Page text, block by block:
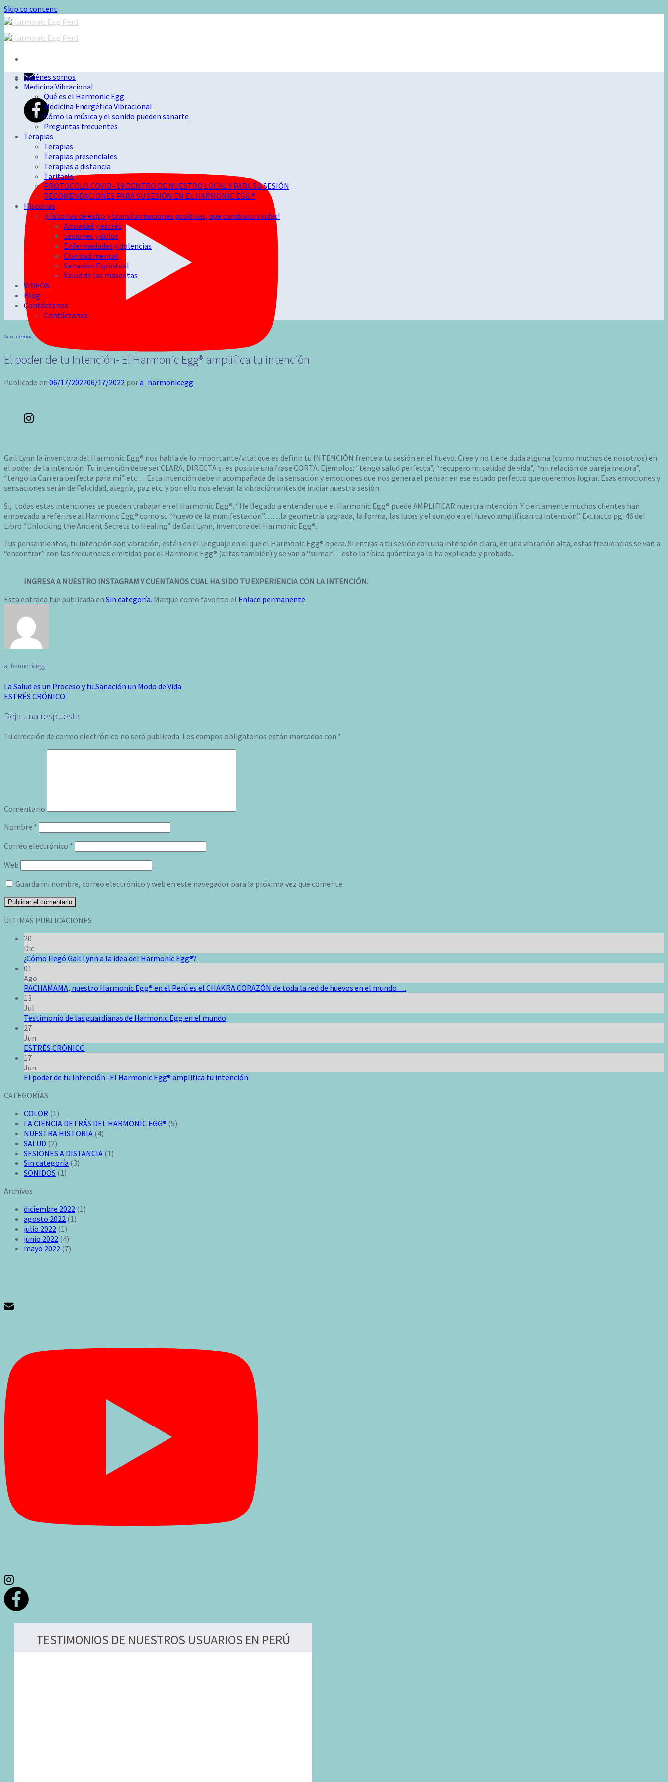
Skip to content
Quiénes somos
Medicina Vibracional
Qué es el Harmonic Egg
Medicina Energética Vibracional
Cómo la música y el sonido pueden sanarte
Preguntas frecuentes
Terapias
Terapias
Terapias presenciales
Terapias a distancia
Tarifario
PROTOCOLO COVID- 19 DENTRO DE NUESTRO LOCAL Y PARA SU SESIÓN
RECOMENDACIONES PARA SU SESIÓN EN EL HARMONIC EGG ®
Historias
¡Historias de éxito y transformaciones positivas, que cambiaron vidas!
Ansiedad y estrés
Lesiones y dolor
Enfermedades y dolencias
Claridad mental
Sanación Espiritual
Salud de las mascotas
VIDEOS
Blog
Contáctanos
Contáctanos
Sin categoría
El poder de tu Intención- El Harmonic Egg® amplifica tu intención
Publicado en 06/17/202206/17/2022 pora_harmonicegg
Gail Lynn la inventora del Harmonic Egg® nos habla de lo importante/vital que es definir tu INTENCIÓN frente a tu sesión en el huevo. Cree y no tiene duda alguna (como muchos de nosotros) en
el poder de la intención. Tu intención debe ser CLARA, DIRECTA si es posible una frase CORTA. Ejemplos: “tengo salud perfecta”, “recupero mi calidad de vida”, “mi relación de pareja mejora”,
“tengo la Carrera perfecta para mí” etc.…Esta intención debe ir acompañada de la sensación y emociones que nos genera el pensar en ese estado perfecto que queremos lograr. Esas emociones y
sensaciones serán de Felicidad, alegría, paz etc. y por ello nos elevan la vibración antes de iniciar nuestra sesión.
Si, todas estas intenciones se pueden trabajar en el Harmonic Egg®. “He llegado a entender que el Harmonic Egg® puede AMPLIFICAR nuestra intención. Y ciertamente muchos clientes han
empezado a referirse al Harmonic Egg® como su “huevo de la manifestación”……la geometría sagrada, la forma, las luces y el sonido en el huevo amplifican tu intención”. Extracto pg. 46 del
Libro “Unlocking the Ancient Secrets to Healing” de Gail Lynn, inventora del Harmonic Egg®.
Tus pensamientos, tu intención son vibración, están en el lenguaje en el que el Harmonic Egg® opera. Si entras a tu sesión con una intención clara, en una vibración alta, estas frecuencias se van a
“encontrar” con las frecuencias emitidas por el Harmonic Egg® (altas también) y se van a “sumar”…esto la física quántica ya lo ha explicado y probado.
INGRESA A NUESTRO INSTAGRAM Y CUENTANOS CUAL HA SIDO TU EXPERIENCIA CON LA INTENCIÓN.
Esta entrada fue publicada en Sin categoría. Marque como favorito el Enlace permanente.
a_harmonicegg
La Salud es un Proceso y tu Sanación un Modo de Vida
ESTRÉS CRÓNICO
Deja una respuesta
Tu dirección de correo electrónico no será publicada. Los campos obligatorios están marcados con *
Comentario
Nombre *
Correo electrónico *
Web
Guarda mi nombre, correo electrónico y web en este navegador para la próxima vez que comente.
ÚLTIMAS PUBLICACIONES
20
Dic
¿Cómo llegó Gail Lynn a la idea del Harmonic Egg®?
01
Ago
PACHAMAMA, nuestro Harmonic Egg® en el Perú es el CHAKRA CORAZÓN de toda la red de huevos en el mundo….
13
Jul
Testimonio de las guardianas de Harmonic Egg en el mundo
27
Jun
ESTRÉS CRÓNICO
17
Jun
El poder de tu Intención- El Harmonic Egg® amplifica tu intención
CATEGORÍAS
COLOR (1)
LA CIENCIA DETRÁS DEL HARMONIC EGG® (5)
NUESTRA HISTORIA (4)
SALUD (2)
SESIONES A DISTANCIA (1)
Sin categoría (3)
SONIDOS (1)
Archivos
diciembre 2022 (1)
agosto 2022 (1)
julio 2022 (1)
junio 2022 (4)
mayo 2022 (7)
TESTIMONIOS DE NUESTROS USUARIOS EN PERÚ